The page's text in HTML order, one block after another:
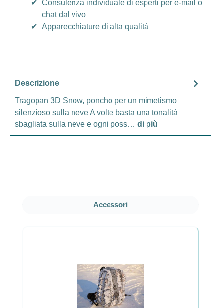
✔
Consulenza individuale di esperti per e-mail o
chat dal vivo
✔
Apparecchiature di alta qualità
Descrizione
Tragopan 3D Snow, poncho per un mimetismo
silenzioso sulla neve A volte basta una tonalità
sbagliata sulla neve e ogni poss… di più
Salta la galleria dei prodotti
Accessori